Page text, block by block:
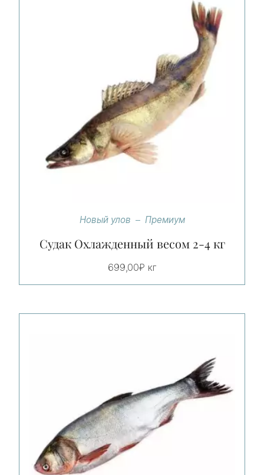
Новый улов Премиум
Судак Охлажденный весом 2-4 кг
699,00₽ кг